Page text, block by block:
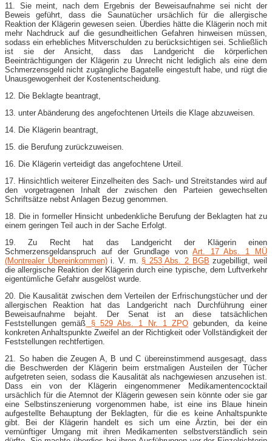
11. Sie meint, nach dem Ergebnis der Beweisaufnahme sei nicht der
Beweis geführt, dass die Saunatücher ursächlich für die allergische
Reaktion der Klägerin gewesen seien. Überdies hätte die Klägerin noch mit
mehr Nachdruck auf die gesundheitlichen Gefahren hinweisen müssen,
sodass ein erhebliches Mitverschulden zu berücksichtigen sei. Schließlich
ist sie der Ansicht, dass das Landgericht die körperlichen
Beeinträchtigungen der Klägerin zu Unrecht nicht lediglich als eine dem
Schmerzensgeld nicht zugängliche Bagatelle eingestuft habe, und rügt die
Unausgewogenheit der Kostenentscheidung.
12. Die Beklagte beantragt,
13. unter Abänderung des angefochtenen Urteils die Klage abzuweisen.
14. Die Klägerin beantragt,
15. die Berufung zurückzuweisen.
16. Die Klägerin verteidigt das angefochtene Urteil.
17. Hinsichtlich weiterer Einzelheiten des Sach- und Streitstandes wird auf
den vorgetragenen Inhalt der zwischen den Parteien gewechselten
Schriftsätze nebst Anlagen Bezug genommen.
18. Die in formeller Hinsicht unbedenkliche Berufung der Beklagten hat zu
einem geringen Teil auch in der Sache Erfolgt.
19. Zu Recht hat das Landgericht der Klägerin einen
Schmerzensgeldanspruch auf der Grundlage von Art. 17 Abs. 1 MÜ
(Montrealer Übereinkommen)i. V. m. § 253 Abs. 2 BGB zugebilligt, weil
die allergische Reaktion der Klägerin durch eine typische, dem Luftverkehr
eigentümliche Gefahr ausgelöst wurde.
20. Die Kausalität zwischen dem Verteilen der Erfrischungstücher und der
allergischen Reaktion hat das Landgericht nach Durchführung einer
Beweisaufnahme bejaht. Der Senat ist an diese tatsächlichen
Feststellungen gemäß § 529 Abs. 1 Nr. 1 ZPO gebunden, da keine
konkreten Anhaltspunkte Zweifel an der Richtigkeit oder Vollständigkeit der
Feststellungen rechtfertigen.
21. So haben die Zeugen A, B und C übereinstimmend ausgesagt, dass
die Beschwerden der Klägerin beim erstmaligen Austeilen der Tücher
aufgetreten seien, sodass die Kausalität als nachgewiesen anzusehen ist.
Dass ein von der Klägerin eingenommener Medikamentencocktail
ursächlich für die Atemnot der Klägerin gewesen sein könnte oder sie gar
eine Selbstinszenierung vorgenommen habe, ist eine ins Blaue hinein
aufgestellte Behauptung der Beklagten, für die es keine Anhaltspunkte
gibt. Bei der Klägerin handelt es sich um eine Ärztin, bei der ein
vernünftiger Umgang mit ihren Medikamenten selbstverständlich sein